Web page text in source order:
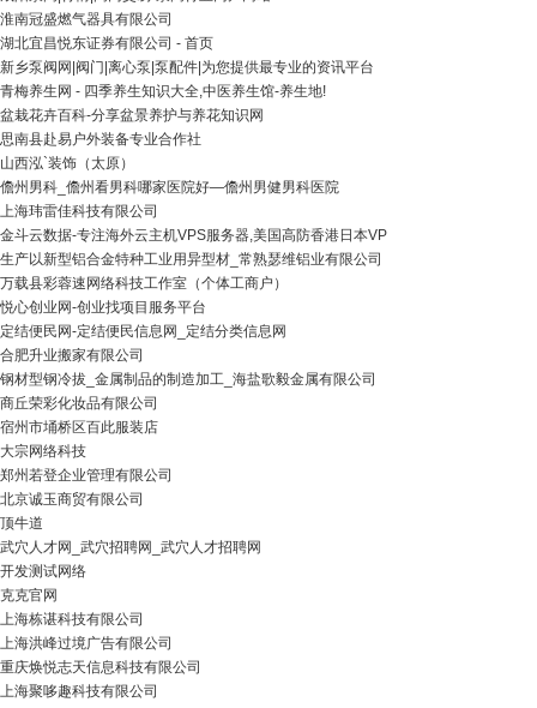
淮南冠盛燃气器具有限公司
湖北宜昌悦东证券有限公司 - 首页
新乡泵阀网|阀门|离心泵|泵配件|为您提供最专业的资讯平台
青梅养生网 - 四季养生知识大全,中医养生馆-养生地!
盆栽花卉百科-分享盆景养护与养花知识网
思南县赴易户外装备专业合作社
山西泓`装饰（太原）
儋州男科_儋州看男科哪家医院好―儋州男健男科医院
上海玮雷佳科技有限公司
金斗云数据-专注海外云主机VPS服务器,美国高防香港日本VP
生产以新型铝合金特种工业用异型材_常熟瑟维铝业有限公司
万载县彩蓉速网络科技工作室（个体工商户）
悦心创业网-创业找项目服务平台
定结便民网-定结便民信息网_定结分类信息网
合肥升业搬家有限公司
钢材型钢冷拔_金属制品的制造加工_海盐歌毅金属有限公司
商丘荣彩化妆品有限公司
宿州市埇桥区百此服装店
大宗网络科技
郑州若登企业管理有限公司
北京诚玉商贸有限公司
顶牛道
武穴人才网_武穴招聘网_武穴人才招聘网
开发测试网络
克克官网
上海栋谌科技有限公司
上海洪峰过境广告有限公司
重庆焕悦志天信息科技有限公司
上海聚哆趣科技有限公司